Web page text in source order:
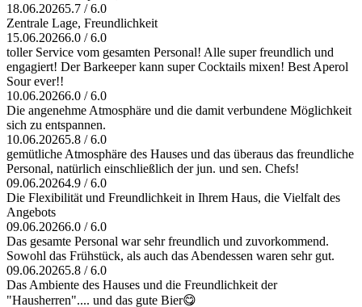
18.06.20265.7 / 6.0
Zentrale Lage, Freundlichkeit
15.06.20266.0 / 6.0
toller Service vom gesamten Personal! Alle super freundlich und
engagiert! Der Barkeeper kann super Cocktails mixen! Best Aperol
Sour ever!!
10.06.20266.0 / 6.0
Die angenehme Atmosphäre und die damit verbundene Möglichkeit
sich zu entspannen.
10.06.20265.8 / 6.0
gemütliche Atmosphäre des Hauses und das überaus das freundliche
Personal, natürlich einschließlich der jun. und sen. Chefs!
09.06.20264.9 / 6.0
Die Flexibilität und Freundlichkeit in Ihrem Haus, die Vielfalt des
Angebots
09.06.20266.0 / 6.0
Das gesamte Personal war sehr freundlich und zuvorkommend.
Sowohl das Frühstück, als auch das Abendessen waren sehr gut.
09.06.20265.8 / 6.0
Das Ambiente des Hauses und die Freundlichkeit der
"Hausherren".... und das gute Bier😋